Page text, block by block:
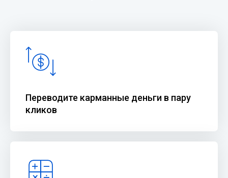
Переводите карманные деньги в пару
кликов